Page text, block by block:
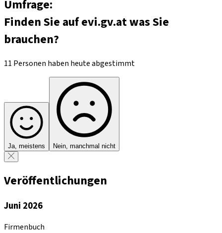
Umfrage:
Finden Sie auf evi.gv.at was Sie
brauchen?
11 Personen haben heute abgestimmt
Ja, meistens Nein, manchmal nicht
Veröffentlichungen
Juni 2026
Firmenbuch